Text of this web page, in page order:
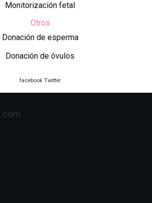
Monitorización fetal
Otros
Donación de esperma
Donación de óvulos
facebook Twitter